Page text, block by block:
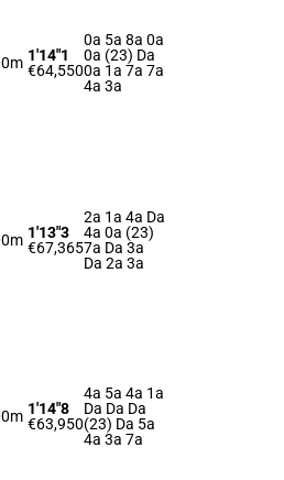
1'14"1
€64,550
0a 5a 8a 0a
0a (23) Da
0a 1a 7a 7a
4a 3a
1'13"3
€67,365
2a 1a 4a Da
4a 0a (23)
7a Da 3a
Da 2a 3a
1'14"8
€63,950
4a 5a 4a 1a
Da Da Da
(23) Da 5a
4a 3a 7a